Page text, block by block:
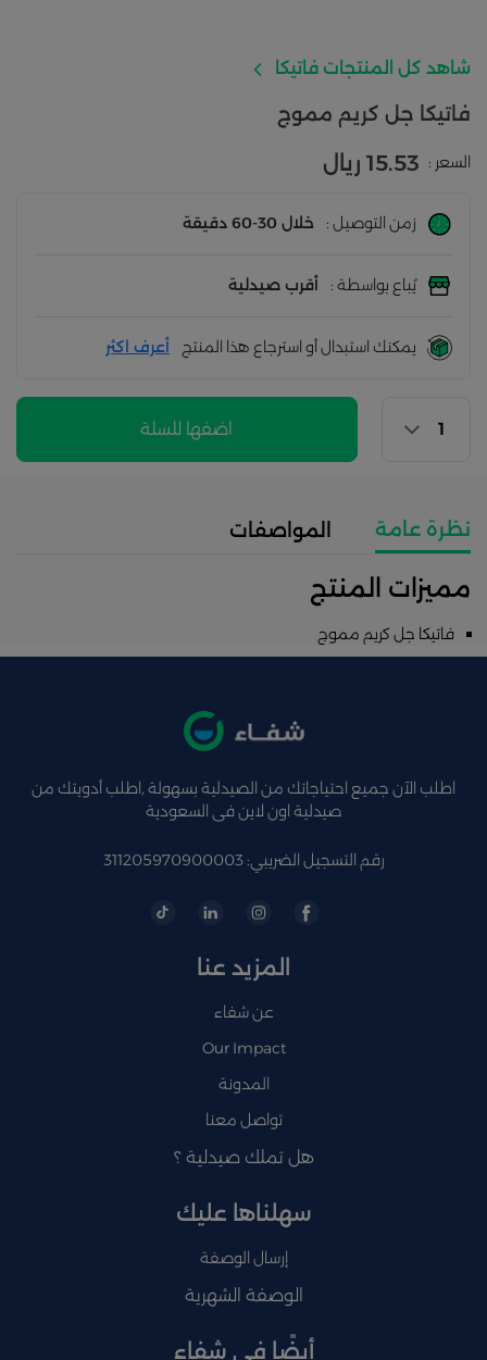
شاهد كل المنتجات فاتيكا
فاتيكا جل كريم مموج
السعر : 15.53 ريال
زمن التوصيل : خلال 30-60 دقيقة
يُباع بواسطة : أقرب صيدلية
يمكنك استبدال أو استرجاع هذا المنتج أعرف اكثر
اضفها للسلة
نظرة عامة المواصفات
مميزات المنتج
فاتيكا جل كريم مموج
اطلب الآن جميع احتياجاتك من الصيدلية بسهولة ,اطلب أدويتك من
صيدلية اون لاين فى السعودية
رقم التسجيل الضريبي: 311205970900003
المزيد عنا
عن شفاء
Our Impact
المدونة
تواصل معنا
هل تملك صيدلية ؟
سهلناها عليك
إرسال الوصفة
الوصفة الشهرية
أيضًا في شفاء